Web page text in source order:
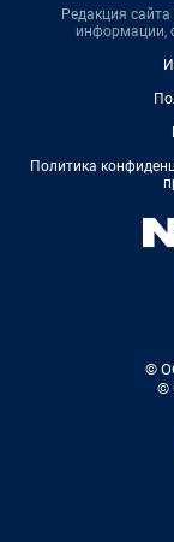
Редакция сайта
информации,
Политика
©
©